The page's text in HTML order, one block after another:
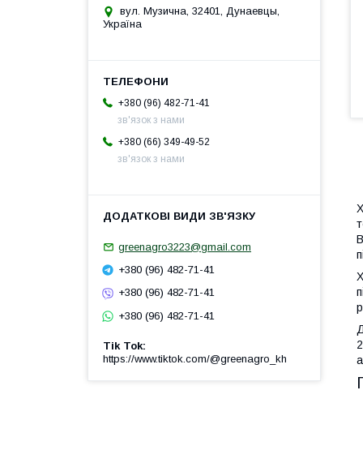
вул. Музична, 32401, Дунаевцы,
Україна
+380 (96) 482-71-41
зв'язок з нами
+380 (66) 349-49-52
зв'язок з нами
greenagro3223@gmail.com
+380 (96) 482-71-41
+380 (96) 482-71-41
+380 (96) 482-71-41
Tik Tok
https://www.tiktok.com/@greenagro_kh